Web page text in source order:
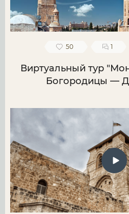
50 1
Виртуальный тур
Богородицы —